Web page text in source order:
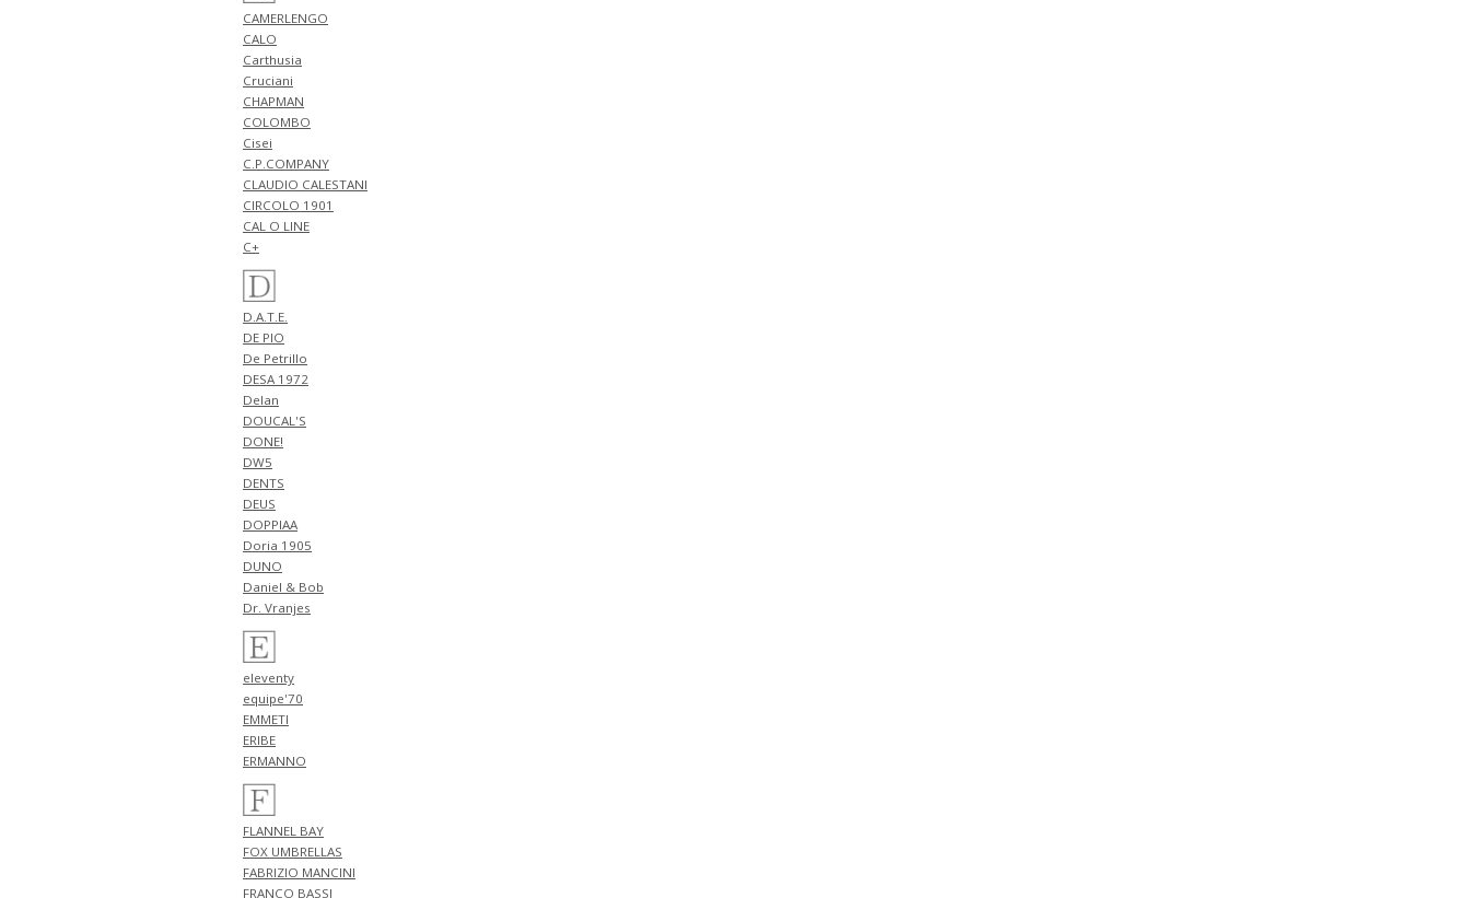
4月23日
NEW ARRIVALS 2026 "BERWICH"
新作 アイテム 計2型 入荷!!
NEW ARRIVALS 2026 "BRIGLIA
1949" 新作 アイテム 計1型 入荷!!
4月20日
NEW ARRIVALS 2026 "JOHN
SMEDLEY" 新作 アイテム 計3型
入荷!!
4月19日
NEW ARRIVALS 2026 "Cisei" 新作
アイテム 計2型 入荷!!
"Billingham" 新作 アイテム 計3
型 入荷!!
NEW ARRIVALS 2026 "FILIPPO DE
LAURENTIIS" 新作 アイテム 計1
型 入荷!!
4月18日
NEW ARRIVALS 2026 "HERNO"
新作 アイテム 計1型 入荷!!
NEW ARRIVALS 2026 "PT
TORINO DENIM" 新作 アイテム
計1型 入荷!!
NEW ARRIVALS 2026 "BERWICH"
新作 アイテム 計1型 入荷!!
4月17日
NEW ARRIVALS 2026 "BERWICH"
新作 アイテム 計4型 入荷!!
NEW ARRIVALS 2026 "RED
CARD" 新作 アイテム 計3型 入
荷!!
4月13日
NEW ARRIVALS 2026 "ZANONE"
新作 アイテム 計4型 入荷!!
4月12日
NEW ARRIVALS 2026 "FILIPPO DE
LAURENTIIS" 新作 アイテム 計1
型 入荷!!
NEW ARRIVALS 2026 "BRIGLIA
1949" 新作 アイテム 計2型 入荷!!
CAMERLENGO
CALO
Carthusia
Cruciani
CHAPMAN
COLOMBO
Cisei
C.P.COMPANY
CLAUDIO CALESTANI
CIRCOLO 1901
CAL O LINE
C+
D.A.T.E.
DE PIO
De Petrillo
DESA 1972
Delan
DOUCAL'S
DONE!
DW5
DENTS
DEUS
DOPPIAA
Doria 1905
DUNO
Daniel & Bob
Dr. Vranjes
eleventy
equipe'70
EMMETI
ERIBE
ERMANNO
FLANNEL BAY
FOX UMBRELLAS
FABRIZIO MANCINI
FRANCO BASSI